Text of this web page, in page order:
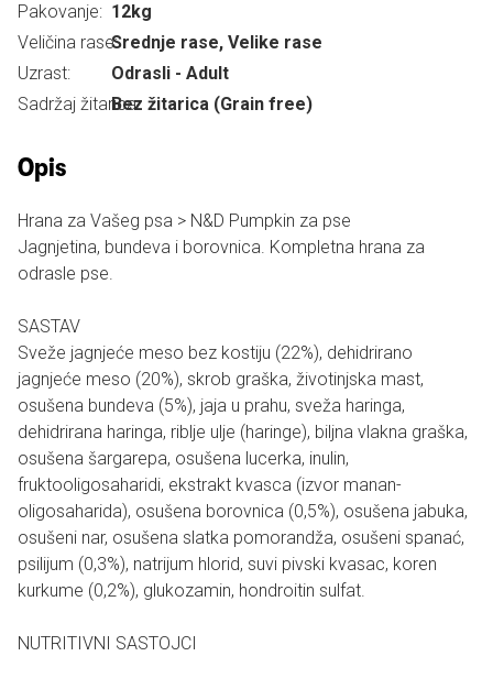
Pakovanje: 12kg
Veličina rase:Srednje rase, Velike rase
Uzrast:
Odrasli - Adult
Sadržaj žitarica:Bez žitarica (Grain free)
Opis
Hrana za Vašeg psa > N&D Pumpkin za pse
Jagnjetina, bundeva i borovnica. Kompletna hrana za
odrasle pse.
SASTAV
Sveže jagnjeće meso bez kostiju (22%), dehidrirano
jagnjeće meso (20%), skrob graška, životinjska mast,
osušena bundeva (5%), jaja u prahu, sveža haringa,
dehidrirana haringa, riblje ulje (haringe), biljna vlakna graška,
osušena šargarepa, osušena lucerka, inulin,
fruktooligosaharidi, ekstrakt kvasca (izvor manan-
oligosaharida), osušena borovnica (0,5%), osušena jabuka,
osušeni nar, osušena slatka pomorandža, osušeni spanać,
psilijum (0,3%), natrijum hlorid, suvi pivski kvasac, koren
kurkume (0,2%), glukozamin, hondroitin sulfat.
NUTRITIVNI SASTOJCI